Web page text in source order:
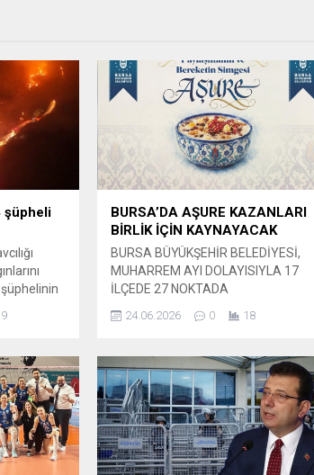
şüpheli
şüphelinin
sebep
BURSA’DA AŞURE KAZANLARI
BİRLİK İÇİN KAYNAYACAK
BURSA BÜYÜKŞEHİR BELEDİYESİ,
MUHARREM AYI DOLAYISIYLA 17
İLÇEDE 27 NOKTADA
VATANDAŞLARA AŞURE İKRAM
EDECEK. Bursa’da Muharrem ayı
de birlik ve beraberlik için
kaynayacak. Bursa Büyükşehir
Belediyesi, Hicri takvime göre yılın
birinci ayı kabul edilen Muharrem
ayı vesilesiyle 25 Haziran-15
Temmuz tarihleri arasında şehrin
27...
24.06.2026 0 18